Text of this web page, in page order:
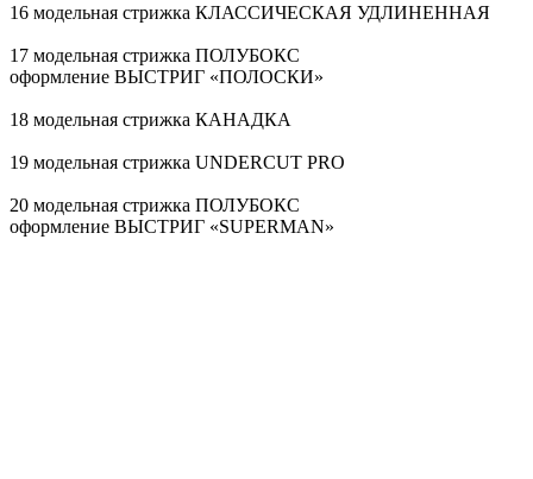
16 модельная стрижка КЛАССИЧЕСКАЯ УДЛИНЕННАЯ
17 модельная стрижка ПОЛУБОКС
оформление ВЫСТРИГ «ПОЛОСКИ»
18 модельная стрижка КАНАДКА
19 модельная стрижка UNDERCUT PRO
20 модельная стрижка ПОЛУБОКС
оформление ВЫСТРИГ «SUPERMAN»